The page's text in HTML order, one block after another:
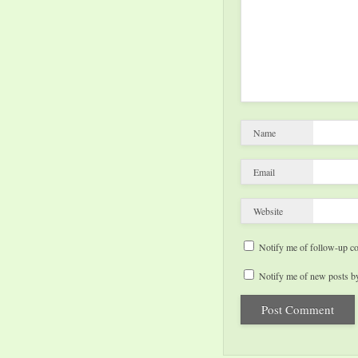
Name
Email
Website
Notify me of follow-up
Notify me of new posts